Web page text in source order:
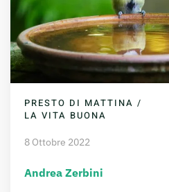
PRESTO DI MATTINA /
LA VITA BUONA
8 Ottobre 2022
Andrea Zerbini